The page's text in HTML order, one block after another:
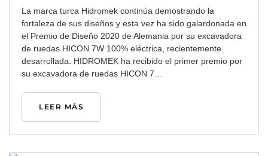
La marca turca Hidromek continúa demostrando la
fortaleza de sus diseños y esta vez ha sido galardonada en
el Premio de Diseño 2020 de Alemania por su excavadora
de ruedas HICON 7W 100% eléctrica, recientemente
desarrollada. HIDROMEK ha recibido el primer premio por
su excavadora de ruedas HICON 7…
LEER MÁS